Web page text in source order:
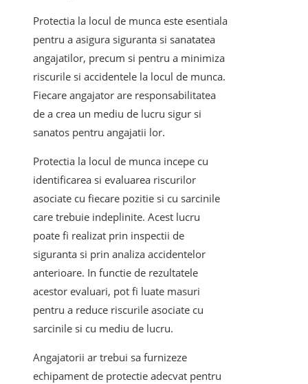
Protectia la locul de munca este esentiala
pentru a asigura siguranta si sanatatea
angajatilor, precum si pentru a minimiza
riscurile si accidentele la locul de munca.
Fiecare angajator are responsabilitatea
de a crea un mediu de lucru sigur si
sanatos pentru angajatii lor.
Protectia la locul de munca incepe cu
identificarea si evaluarea riscurilor
asociate cu fiecare pozitie si cu sarcinile
care trebuie indeplinite. Acest lucru
poate fi realizat prin inspectii de
siguranta si prin analiza accidentelor
anterioare. In functie de rezultatele
acestor evaluari, pot fi luate masuri
pentru a reduce riscurile asociate cu
sarcinile si cu mediu de lucru.
Angajatorii ar trebui sa furnizeze
echipament de protectie adecvat pentru